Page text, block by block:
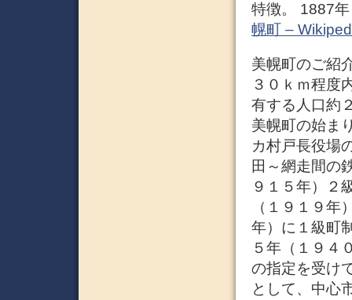
特徴。 1887
幌町 –
美幌町のご紹
３０ｋｍ程度
有する人口約
美幌町の始ま
カ村戸長役場
田～網走間の
９１５年）２
（１９１９
年）に１級町
５年（１９４
の指定を受け
として、中心